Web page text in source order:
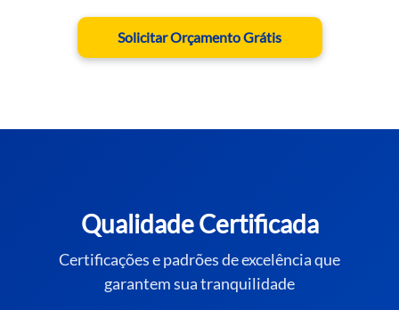
RESULTADOS COMPROVADOS
Milhares de clientes satisfeitos em todo Brasil
Solicitar Orçamento Grátis
Qualidade Certificada
Certificações e padrões de excelência que
garantem sua tranquilidade